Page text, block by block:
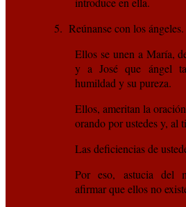
5. Reúnanse con los ángeles.
Ellos se unen a María,
y a José que ángel
humildad y su pureza.
Ellos, ameritan la
orando por ustedes y, al
Las deficiencias de
Por eso, astucia del
afirmar que ellos no